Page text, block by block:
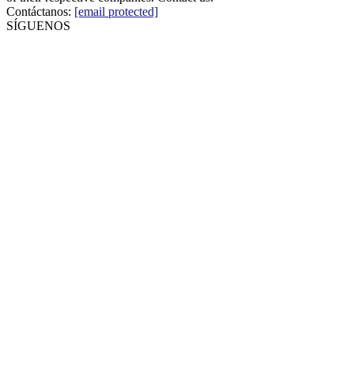
Contáctanos: [email protected]
SÍGUENOS